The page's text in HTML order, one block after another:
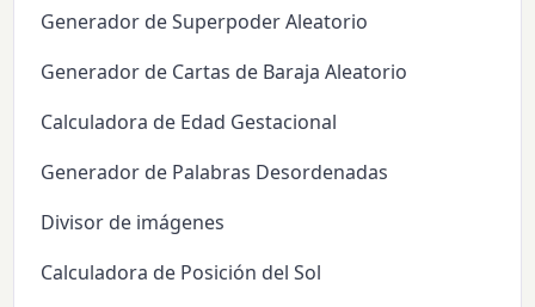
Generador de Superpoder Aleatorio
Generador de Cartas de Baraja Aleatorio
Calculadora de Edad Gestacional
Generador de Palabras Desordenadas
Divisor de imágenes
Calculadora de Posición del Sol